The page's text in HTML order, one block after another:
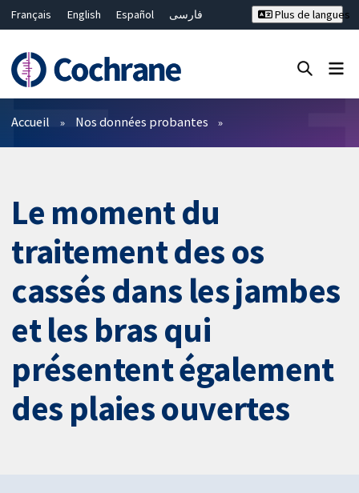
Français English Español
فارسی
Bahasa Malaysia
ไทย
繁體中文
简体中文
Plus de langues
Filtres
Accueil Nos données probantes
Le moment du
traitement des os
cassés dans les jambes
et les bras qui
présentent également
des plaies ouvertes